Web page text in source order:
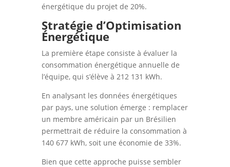
énergétique du projet de 20%.
Stratégie d’Optimisation
Énergétique
La première étape consiste à évaluer la
consommation énergétique annuelle de
l’équipe, qui s’élève à 212 131 kWh.
En analysant les données énergétiques
par pays, une solution émerge : remplacer
un membre américain par un Brésilien
permettrait de réduire la consommation à
140 677 kWh, soit une économie de 33%.
Bien que cette approche puisse sembler